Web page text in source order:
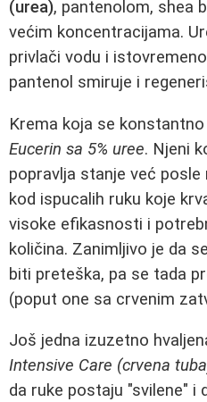
(urea), pantenolom, shea
većim koncentracijama.
privlači vodu i
pantenol smiruje i
Krema koja se
Eucerin sa 5% uree. Njeni
popravlja stanje već posle
kod ispucalih ruku koje
visoke efikasnosti i
količina. Zanimljivo je da
biti preteška, pa se tada
(poput one sa crvenim
Još jedna izuzetno
Intensive Care (crvena
da ruke postaju "svilene" i